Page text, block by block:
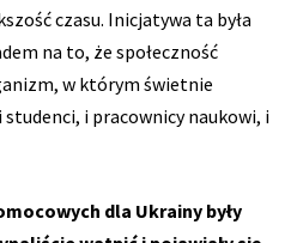
czasu. Inicjatywa ta była
na to, że społeczność
w którym świetnie
i pracownicy naukowi, i
dla Ukrainy były